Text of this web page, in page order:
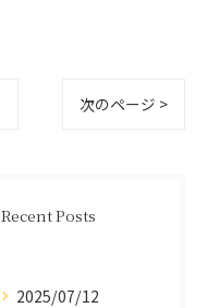
次のページ >
Recent Posts
2025/07/12